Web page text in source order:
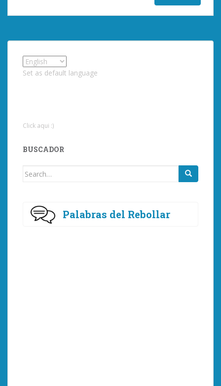
Set as default language
Click aqui :)
BUSCADOR
Search
Palabras del Rebollar